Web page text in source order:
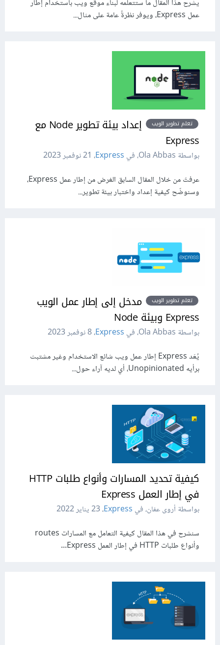
يشرح هذا المقال ما ستتعلمه لبناء موقع ويب باستخدام إطار
عمل Express، ويوفر نظرةً عامة على مثال...
تعلم تطوير الويب
إعداد بيئة تطوير Node مع
Express
بواسطة Ola Abbas، في Express، 21 نوفمبر 2023
عرفتَ من خلال المقال السابق الغرض من إطار عمل Express،
وسنوضّح كيفية إعداد واختبار بيئة تطوير...
تعلم تطوير الويب
مدخل إلى إطار عمل الويب
Express وبيئة Node
بواسطة Ola Abbas، في Express،8 نوفمبر 2023
يُعَد Express إطار عمل ويب شائع الاستخدام وغير مشتبث
برأيه Unopinionated، أي لديه آراء حول...
كيفية تحديد المسارات وأنواع طلبات HTTP
في إطار العمل Express
بواسطة أروى عفان، في Express،23 يناير 2022
سنشرح في هذا المقال كيفية التعامل مع المسارات routes
وأنواع طلبات HTTP في إطار العمل Express...